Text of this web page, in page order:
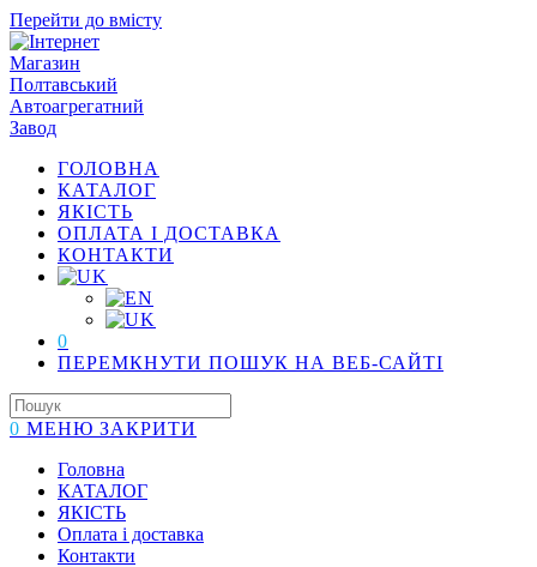
Перейти до вмісту
ГОЛОВНА
КАТАЛОГ
ЯКІСТЬ
ОПЛАТА І ДОСТАВКА
КОНТАКТИ
0
ПЕРЕМКНУТИ ПОШУК НА ВЕБ-САЙТІ
0 МЕНЮ ЗАКРИТИ
Головна
КАТАЛОГ
ЯКІСТЬ
Оплата і доставка
Контакти